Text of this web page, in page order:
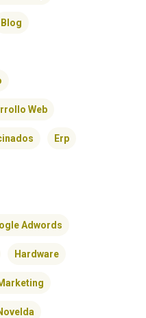
Blog
Web
Erp
Adwords
Hardware